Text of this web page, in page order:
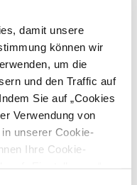
damit unsere
können wir
um die
und den Traffic auf
Sie auf „Cookies
Verwendung von
unserer Cookie-
Ihre Cookie-
Weitere
Isolierungen.
bei gleichzeitigem
Kabel nicht kürzen! Trafo
3, 58509